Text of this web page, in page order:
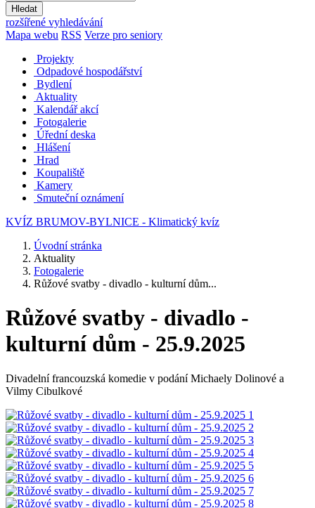
Hledat
rozšířené vyhledávání
Mapa webu RSS Verze pro seniory
Projekty
Odpadové hospodářství
Bydlení
Aktuality
Kalendář akcí
Fotogalerie
Úřední deska
Hlášení
Hrad
Koupaliště
Kamery
Smuteční oznámení
KVÍZ BRUMOV-BYLNICE - Klimatický kvíz
Úvodní stránka
Aktuality
Fotogalerie
Růžové svatby - divadlo - kulturní dům...
Růžové svatby - divadlo -
kulturní dům - 25.9.2025
Divadelní francouzská komedie v podání Michaely Dolinové a
Vilmy Cibulkové